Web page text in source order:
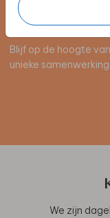
Schrijf je in
Blijf op de hoogte
unieke
We zijn